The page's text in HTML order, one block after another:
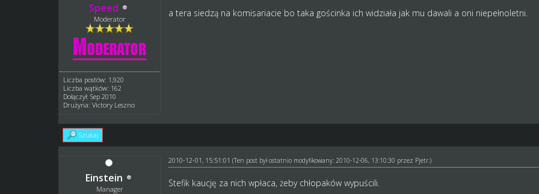
Speed
Moderator
Liczba postów: 1,920
Liczba wątków: 162
Dołączył: Sep 2010
Drużyna: Victory Leszno
a tera siedzą na komisariacie bo taka gościnka ich widziała jak mu dawali a oni niepełnoletni.
Szukaj
Einstein
Manager
2010-12-01, 15:51:01 (Ten post był ostatnio modyfikowany: 2010-12-06, 13:10:30 przez Pjetr.)
Stefik kaucję za nich wpłaca, żeby chłopaków wypuścili.